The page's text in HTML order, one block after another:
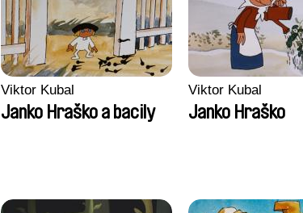
Viktor Kubal
Janko Hraško a bacily
Viktor Kubal
Janko Hraško